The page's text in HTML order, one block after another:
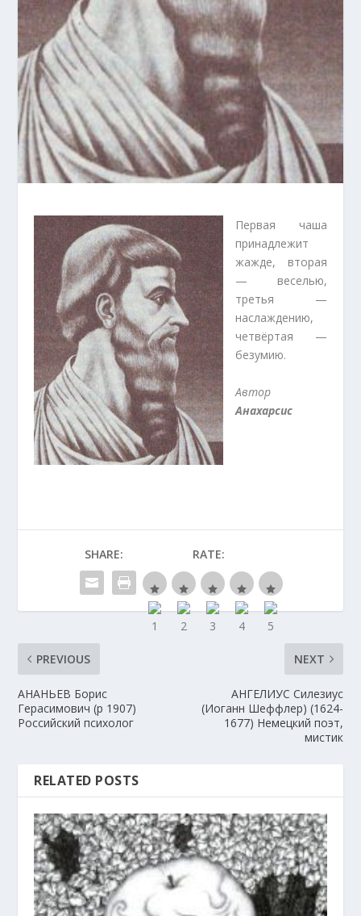
Первая чаша
принадлежит
жажде, вторая
— веселью,
третья —
наслаждению,
четвёртая —
безумию.
Автор
Анахарсис
SHARE: RATE:
PREVIOUS
АНАНЬЕВ Борис
Герасимович (р 1907)
Российский психолог
NEXT
АНГЕЛИУС Силезиус
(Иоганн Шеффлер) (1624-
1677) Немецкий поэт,
мистик
RELATED POSTS